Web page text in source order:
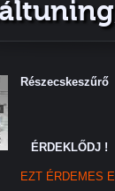
Részecskeszűrő
ÉRDEKLŐDJ !
EZT ÉRDEMES